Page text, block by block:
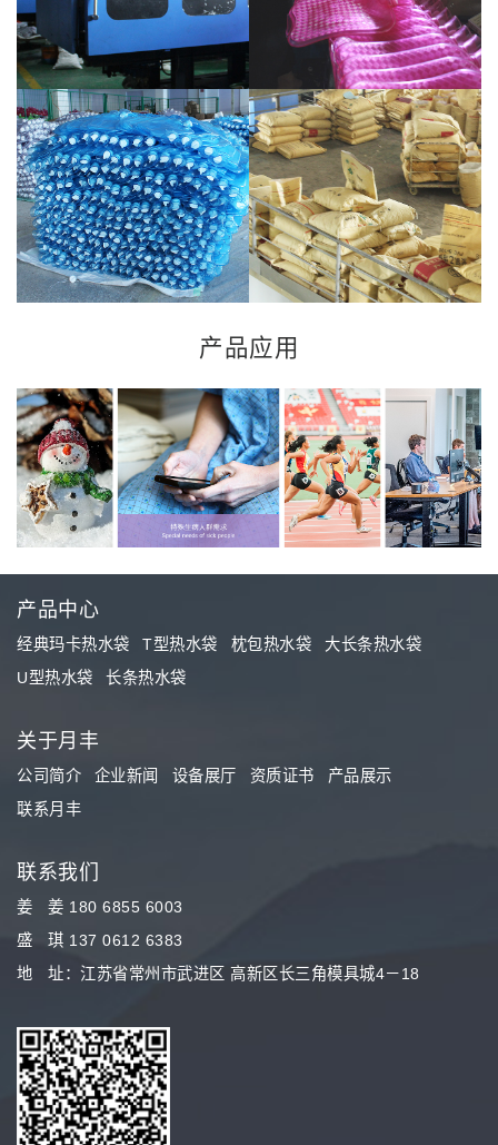
产品应用
产品中心
经典玛卡热水袋 T型热水袋 枕包热水袋
大长条热水袋
U型热水袋
长条热水袋
关于月丰
公司简介 企业新闻 设备展厅 资质证书
产品展示
联系月丰
联系我们
姜 姜 180 6855 6003
盛 琪 137 0612 6383
地 址：江苏省常州市武进区 高新区长三角模具城4－18